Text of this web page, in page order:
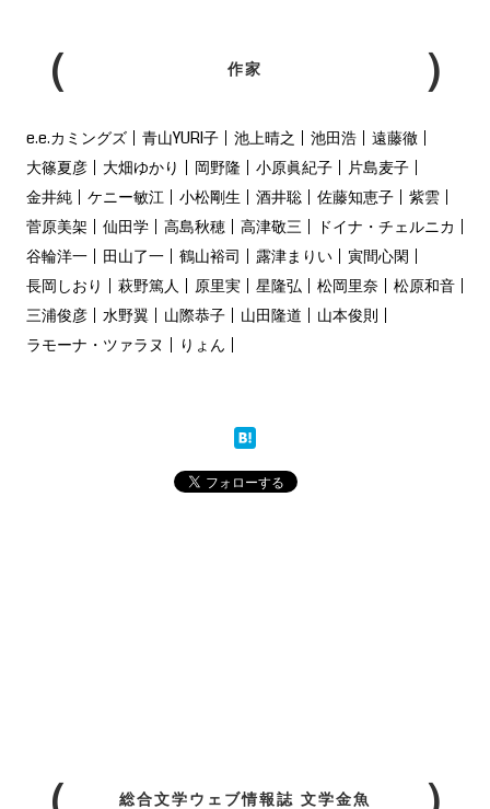
作家
e.e.カミングズ 青山YURI子 池上晴之 池田浩
遠藤徹
大篠夏彦
大畑ゆかり 岡野隆 小原眞紀子
片島麦子
金井純
ケニー敏江 小松剛生 酒井聡 佐藤知恵子
紫雲
菅原美架
仙田学 高島秋穂 高津敬三
ドイナ・チェルニカ
谷輪洋一
田山了一 鶴山裕司 露津まりい
寅間心閑
長岡しおり
萩野篤人 原里実 星隆弘 松岡里奈
松原和音
三浦俊彦
水野翼 山際恭子 山田隆道
山本俊則
ラモーナ・ツァラヌ
りょん
総合文学ウェブ情報誌 文学金魚